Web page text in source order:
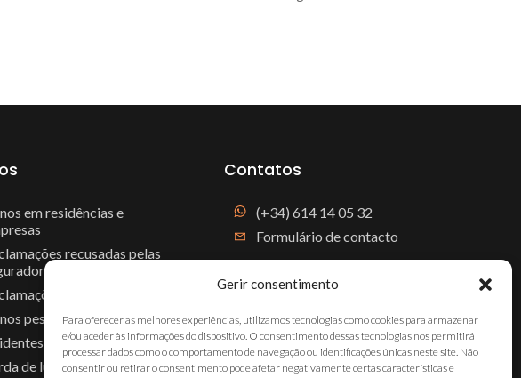
Gerir consentimento
Para oferecer as melhores experiências, utilizamos tecnologias como cookies para armazenar
e/ou aceder às informações do dispositivo. O consentimento dessas tecnologias nos permitirá
processar dados como o comportamento de navegação ou identificações únicas neste site. Não
consentir ou retirar o consentimento pode afetar negativamente certas características e
em residências e
recusadas pelas
DANA
pessoais e médicos
de trânsito
de lucros ou lucros
Contatos
(+34) 614 14 05 32
Formulário de contacto